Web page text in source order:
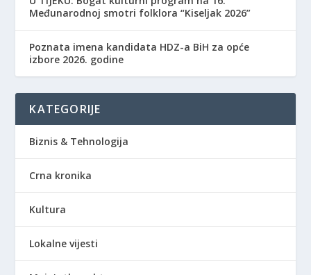
Međunarodnoj smotri folklora “Kiseljak 2026”
Poznata imena kandidata HDZ-a BiH za opće
izbore 2026. godine
KATEGORIJE
Biznis & Tehnologija
Crna kronika
Kultura
Lokalne vijesti